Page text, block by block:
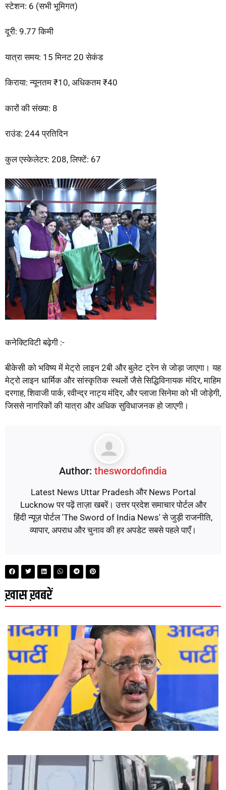
स्टेशन: 6 (सभी भूमिगत)
दूरी: 9.77 किमी
यात्रा समय: 15 मिनट 20 सेकंड
किराया: न्यूनतम ₹10, अधिकतम ₹40
कारों की संख्या: 8
राउंड: 244 प्रतिदिन
कुल एस्केलेटर: 208, लिफ्टें: 67
कनेक्टिविटी बढ़ेगी :-
बीकेसी को भविष्य में मेट्रो लाइन 2बी और बुलेट ट्रेन से जोड़ा जाएगा। यह
मेट्रो लाइन धार्मिक और सांस्कृतिक स्थलों जैसे सिद्धिविनायक मंदिर, माहिम
दरगाह, शिवाजी पार्क, रवीन्द्र नाट्य मंदिर, और प्लाजा सिनेमा को भी जोड़ेगी,
जिससे नागरिकों की यात्रा और अधिक सुविधाजनक हो जाएगी।
Author: theswordofindia
Latest News Uttar Pradesh और News Portal
Lucknow पर पढ़ें ताज़ा खबरें। उत्तर प्रदेश समाचार पोर्टल और
हिंदी न्यूज़ पोर्टल 'The Sword of India News' से जुड़ी राजनीति,
व्यापार, अपराध और चुनाव की हर अपडेट सबसे पहले पाएँ।
ख़ास ख़बरें